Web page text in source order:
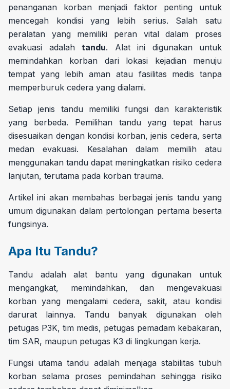
penanganan korban menjadi faktor penting untuk
mencegah kondisi yang lebih serius. Salah satu
peralatan yang memiliki peran vital dalam proses
evakuasi adalah tandu. Alat ini digunakan untuk
memindahkan korban dari lokasi kejadian menuju
tempat yang lebih aman atau fasilitas medis tanpa
memperburuk cedera yang dialami.
Setiap jenis tandu memiliki fungsi dan karakteristik
yang berbeda. Pemilihan tandu yang tepat harus
disesuaikan dengan kondisi korban, jenis cedera, serta
medan evakuasi. Kesalahan dalam memilih atau
menggunakan tandu dapat meningkatkan risiko cedera
lanjutan, terutama pada korban trauma.
Artikel ini akan membahas berbagai jenis tandu yang
umum digunakan dalam pertolongan pertama beserta
fungsinya.
Apa Itu Tandu?
Tandu adalah alat bantu yang digunakan untuk
mengangkat, memindahkan, dan mengevakuasi
korban yang mengalami cedera, sakit, atau kondisi
darurat lainnya. Tandu banyak digunakan oleh
petugas P3K, tim medis, petugas pemadam kebakaran,
tim SAR, maupun petugas K3 di lingkungan kerja.
Fungsi utama tandu adalah menjaga stabilitas tubuh
korban selama proses pemindahan sehingga risiko